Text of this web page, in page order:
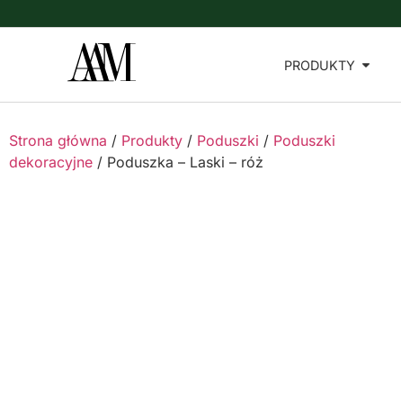
PRODUKTY
Strona główna / Produkty / Poduszki / Poduszki
dekoracyjne / Poduszka – Laski – róż